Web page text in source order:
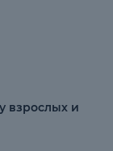
взрослых и